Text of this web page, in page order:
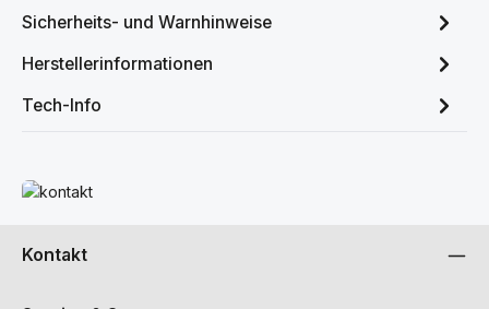
Sicherheits- und Warnhinweise
Herstellerinformationen
Tech-Info
Mehr erfahren
Kontakt